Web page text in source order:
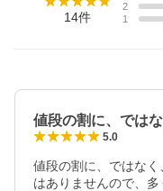
14件
2
1
値段の割に、では
5.0
値段の割に、ではな
はありませんので、